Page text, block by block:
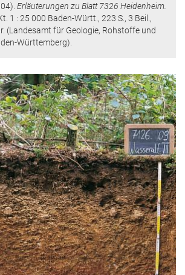
. Erläuterungen zu Blatt 7326 Heidenheim.
1 : 25 000 Baden-Württ., 223 S., 3 Beil.,
(Landesamt für Geologie, Rohstoffe und
Württemberg).